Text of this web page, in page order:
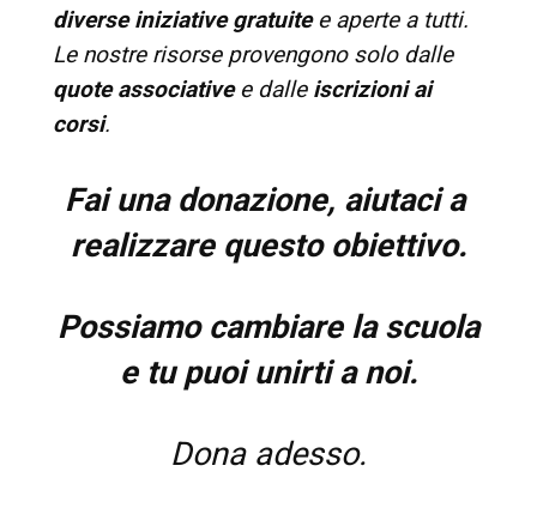
attive,
cooperative
diverse iniziative gratuitee aperte a tutti.​​
Le nostre risorse provengono solo dalle
quote associativee dalle iscrizioni​ ai
corsi.
Fai una donazione​, aiutaci a ​
realizzare questo obiettivo.
Possiamo cambiare la scuola
e tu puoi unirti a noi.
Dona adesso.